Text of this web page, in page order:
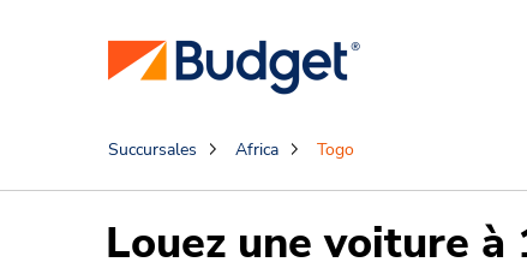
Succursales Africa Togo
Louez une voiture à